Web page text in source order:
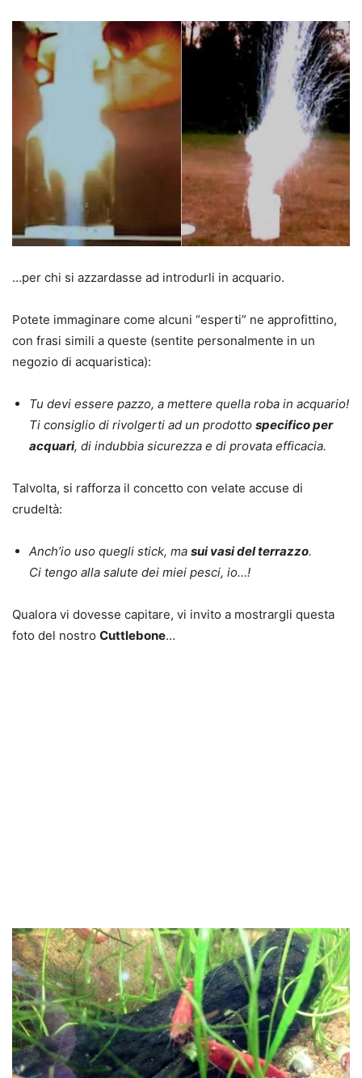
…per chi si azzardasse ad introdurli in acquario.
Potete immaginare come alcuni “esperti” ne approfittino,
con frasi simili a queste (sentite personalmente in un
negozio di acquaristica):
Tu devi essere pazzo, a mettere quella roba in acquario!
Ti consiglio di rivolgerti ad un prodotto specifico per
acquari, di indubbia sicurezza e di provata efficacia.
Talvolta, si rafforza il concetto con velate accuse di
crudeltà:
Anch’io uso quegli stick, ma sui vasi del terrazzo.
Ci tengo alla salute dei miei pesci, io…!
Qualora vi dovesse capitare, vi invito a mostrargli questa
foto del nostro Cuttlebone…